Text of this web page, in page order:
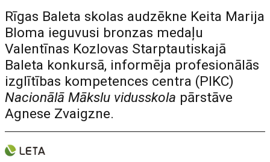
Rīgas Baleta skolas audzēkne Keita Marija
Bloma ieguvusi bronzas medaļu
Valentīnas Kozlovas Starptautiskajā
Baleta konkursā, informēja profesionālās
izglītības kompetences centra (PIKC)
Nacionālā Mākslu vidusskola pārstāve
Agnese Zvaigzne.